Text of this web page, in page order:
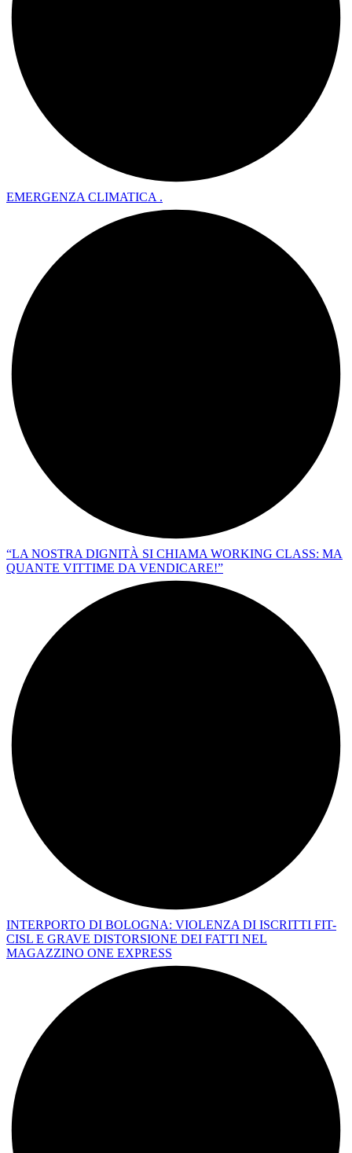
EMERGENZA CLIMATICA .
“LA NOSTRA DIGNITÀ SI CHIAMA WORKING CLASS: MA
QUANTE VITTIME DA VENDICARE!”
INTERPORTO DI BOLOGNA: VIOLENZA DI ISCRITTI FIT-
CISL E GRAVE DISTORSIONE DEI FATTI NEL
MAGAZZINO ONE EXPRESS